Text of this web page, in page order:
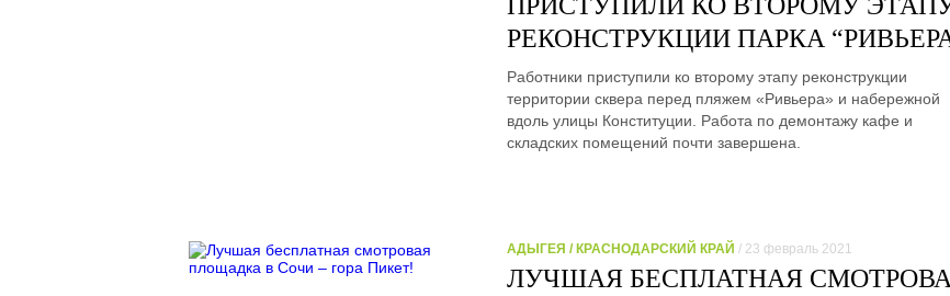
РЕКОНСТРУКЦИИ ПАРКА
Работники приступили ко второму этапу реконструкции
территории сквера перед пляжем «Ривьера» и набережной
вдоль улицы Конституции. Работа по демонтажу кафе и
складских помещений почти завершена.
АДЫГЕЯ / КРАСНОДАРСКИЙ КРАЙ / 23 февраль 2021
ЛУЧШАЯ БЕСПЛАТНАЯ